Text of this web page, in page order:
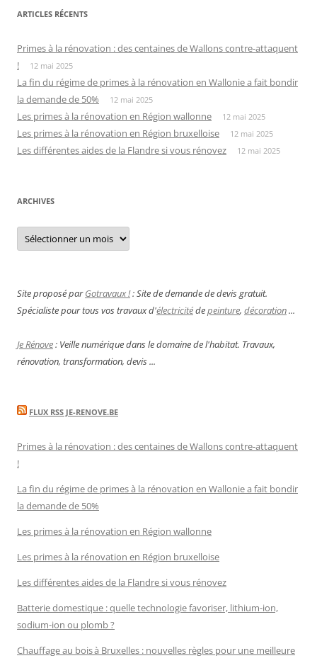
ARTICLES RÉCENTS
Primes à la rénovation : des centaines de Wallons contre-attaquent
!
12 mai 2025
La fin du régime de primes à la rénovation en Wallonie a fait bondir
la demande de 50%
12 mai 2025
Les primes à la rénovation en Région wallonne 12 mai 2025
Les primes à la rénovation en Région bruxelloise 12 mai 2025
Les différentes aides de la Flandre si vous rénovez 12 mai 2025
ARCHIVES
Archives
Site proposé parGotravaux !: Site de demande de devis gratuit.
Spécialiste pour tous vos travaux d'électricitédepeinture, décoration...
Je Rénove: Veille numérique dans le domaine de l'habitat. Travaux,
rénovation, transformation, devis ...
FLUX RSS JE-RENOVE.BE
Primes à la rénovation : des centaines de Wallons contre-attaquent
!
La fin du régime de primes à la rénovation en Wallonie a fait bondir
la demande de 50%
Les primes à la rénovation en Région wallonne
Les primes à la rénovation en Région bruxelloise
Les différentes aides de la Flandre si vous rénovez
Batterie domestique : quelle technologie favoriser, lithium-ion,
sodium-ion ou plomb ?
Chauffage au bois à Bruxelles : nouvelles règles pour une meilleure